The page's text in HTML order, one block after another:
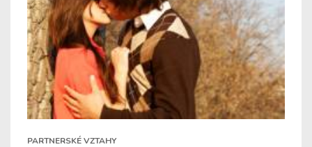
PARTNERSKÉ VZTAHY